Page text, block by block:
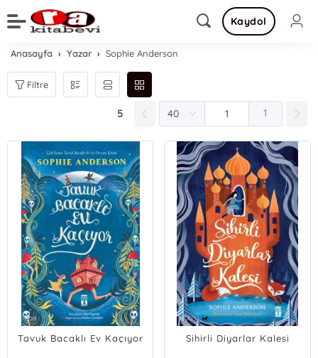
Kaydol
Anasayfa Yazar Sophie Anderson
Filtre
5 1
Tavuk Bacaklı Ev Kaçıyor Sihirli Diyarlar Kalesi